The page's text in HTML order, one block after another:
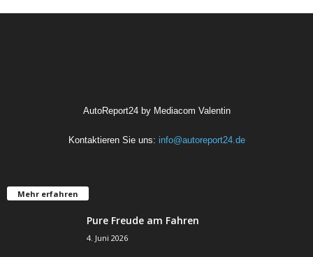
AutoReport24 by Mediacom Valentin
Kontaktieren Sie uns: info@autoreport24.de
Mehr erfahren
Pure Freude am Fahren
4. Juni 2026